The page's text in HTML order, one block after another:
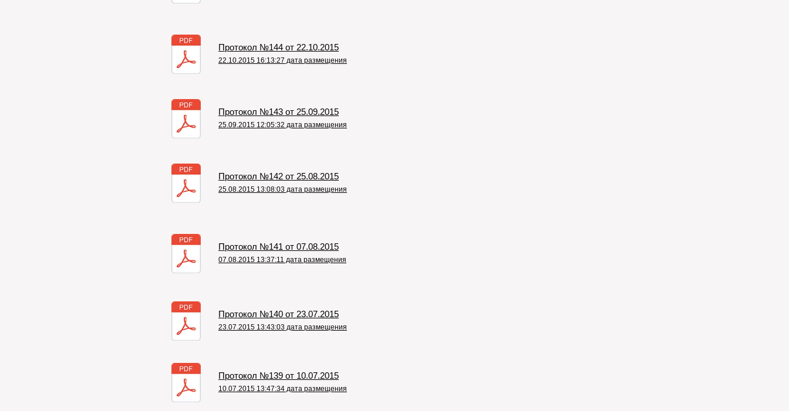
Протокол №144 от 22.10.2015
22.10.2015 16:13:27 дата размещения
Протокол №143 от 25.09.2015
25.09.2015 12:05:32 дата размещения
Протокол №142 от 25.08.2015
25.08.2015 13:08:03 дата размещения
Протокол №141 от 07.08.2015
07.08.2015 13:37:11 дата размещения
Протокол №140 от 23.07.2015
23.07.2015 13:43:03 дата размещения
Протокол №139 от 10.07.2015
10.07.2015 13:47:34 дата размещения